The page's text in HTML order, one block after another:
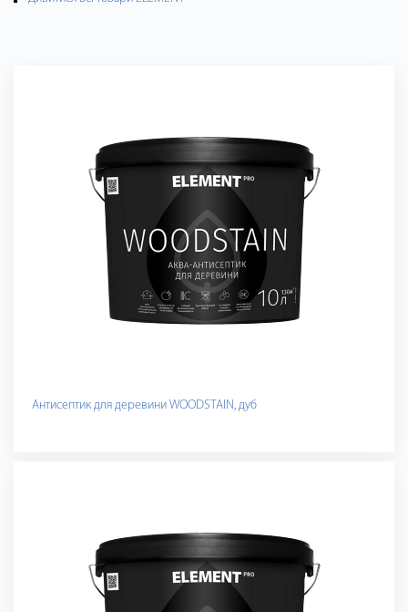
Антисептик для деревини WOODSTAIN, дуб